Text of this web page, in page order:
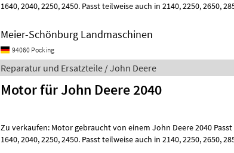
1640, 2040, 2250, 2450. Passt teilweise auch in 2140, 2250, 2650, 2850
Meier-Schönburg Landmaschinen
94060 Pocking
Reparatur und Ersatzteile / John Deere
Motor für John Deere 2040
Zu verkaufen: Motor gebraucht von einem John Deere 2040 Passt in
1640, 2040, 2250, 2450. Passt teilweise auch in 2140, 2250, 2650, 2850